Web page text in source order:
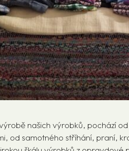
našich výrobků, pochází
od samotného stříhání, praní,